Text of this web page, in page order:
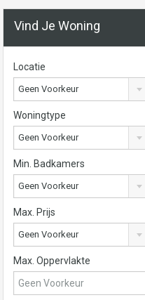
Vind Je Woning
Locatie
Geen Voorkeur
Woningtype
Geen Voorkeur
Min. Badkamers
Geen Voorkeur
Max. Prijs
Geen Voorkeur
Max. Oppervlakte